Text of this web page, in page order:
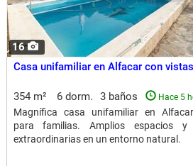
16
Casa unifamiliar en Alfacar con vistas
354 m² 6 dorm. 3 baños Hace 5
Magnífica casa unifamiliar en
para familias. Amplios espacios y
extraordinarias en un entorno natural.